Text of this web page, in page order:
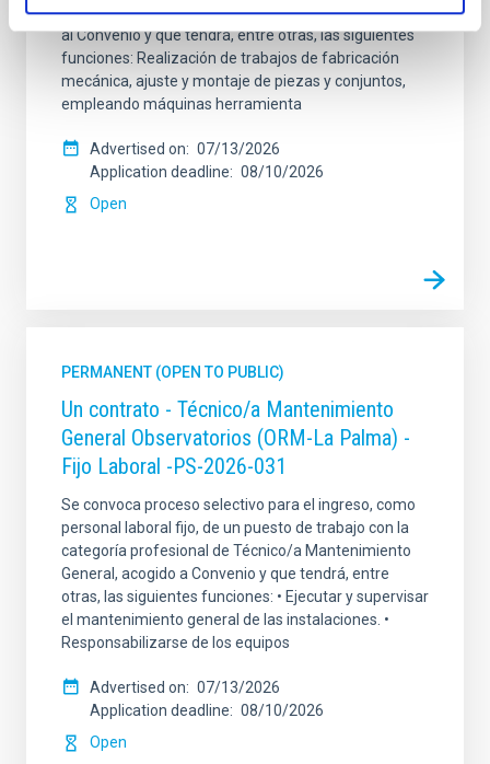
categoría profesional de Técnico/a de Taller, acogido
al Convenio y que tendrá, entre otras, las siguientes
funciones: Realización de trabajos de fabricación
mecánica, ajuste y montaje de piezas y conjuntos,
empleando máquinas herramienta
Advertised on
07/13/2026
Application deadline
08/10/2026
Open
PERMANENT (OPEN TO PUBLIC)
Un contrato - Técnico/a Mantenimiento
General Observatorios (ORM-La Palma) -
Fijo Laboral -PS-2026-031
Se convoca proceso selectivo para el ingreso, como
personal laboral fijo, de un puesto de trabajo con la
categoría profesional de Técnico/a Mantenimiento
General, acogido a Convenio y que tendrá, entre
otras, las siguientes funciones: • Ejecutar y supervisar
el mantenimiento general de las instalaciones. •
Responsabilizarse de los equipos
Advertised on
07/13/2026
Application deadline
08/10/2026
Open